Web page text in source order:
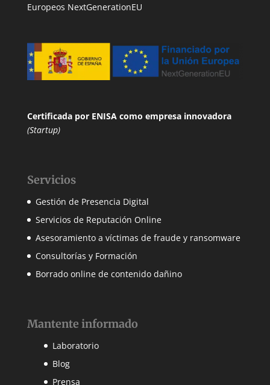
Europeos NextGenerationEU
Certificada por ENISAcomo empresa innovadora
(Startup)
Servicios
Gestión de Presencia Digital
Servicios de Reputación Online
Asesoramiento a víctimas de fraude y ransomware
Consultorías y Formación
Borrado online de contenido dañino
Mantente informado
Laboratorio
Blog
Prensa